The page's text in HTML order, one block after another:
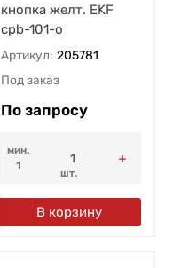
кнопка желт. EKF
cpb-101-o
Артикул: 205781
Под заказ
По запросу
мин.
1
шт.
В корзину